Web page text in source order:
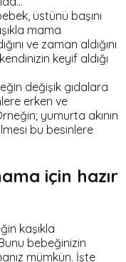
üstünü başını
mama
ve zaman aldığını
keyif aldığı
değişik gıdalara
erken ve
yumurta akının
bu besinlere
için hazır
kaşıkla
bebeğinizin
mümkün. İşte